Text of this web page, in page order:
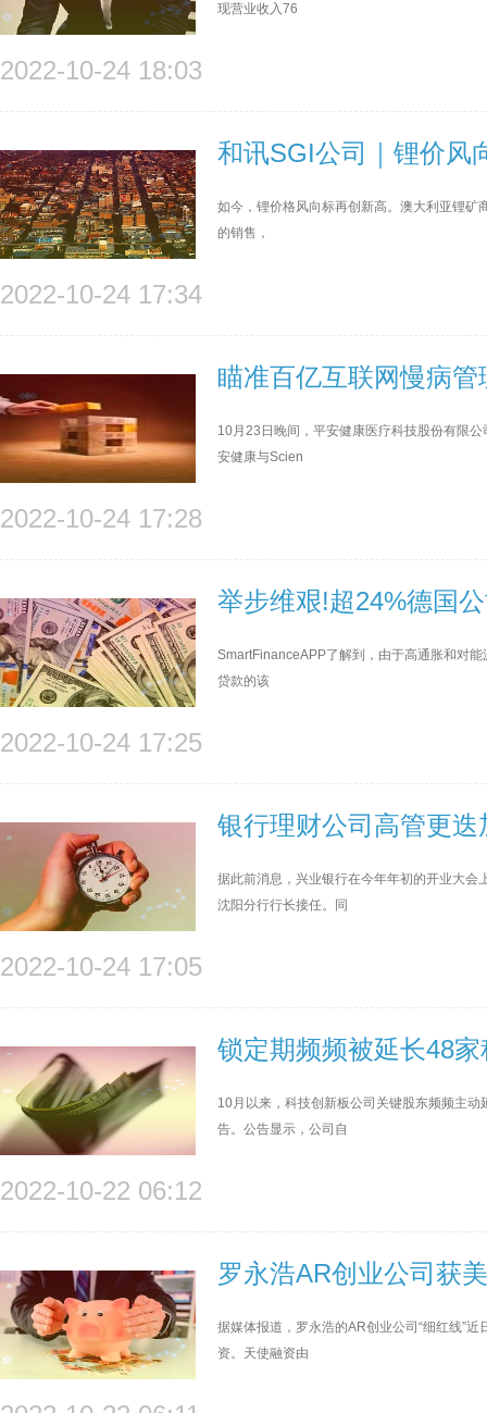
现营业收入76
2022-10-24 18:03
和讯SGI公司｜锂价风
如今，锂价格风向标再创新高。澳大利亚锂
的销售，
2022-10-24 17:34
瞄准百亿互联网慢病
10月23日晚间，平安健康医疗科技股份有限
安健康与Scien
2022-10-24 17:28
举步维艰!超24%德国
SmartFinanceAPP了解到，由于高通胀和对
贷款的该
2022-10-24 17:25
银行理财公司高管更
据此前消息，兴业银行在今年年初的开业大会
沈阳分行行长接任。同
2022-10-24 17:05
锁定期频频被延长48家
10月以来，科技创新板公司关键股东频频主
告。公告显示，公司自
2022-10-22 06:12
罗永浩AR创业公司获
据媒体报道，罗永浩的AR创业公司“细红线”
资。天使融资由